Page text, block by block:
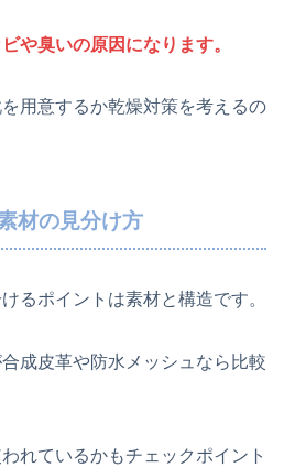
や臭いの原因になります。
用意するか乾燥対策を考えるの
材の見分け方
るポイントは素材と構造です。
成皮革や防水メッシュなら比較
れているかもチェックポイント